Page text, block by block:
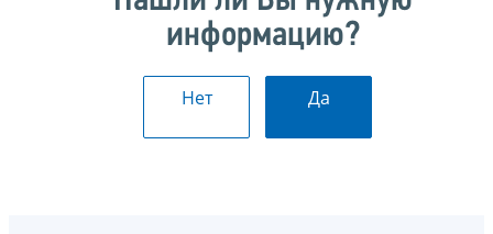
информацию?
Нет Да